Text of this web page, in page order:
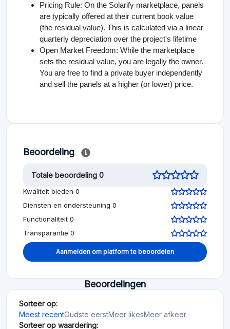
Pricing Rule: On the Solarify marketplace, panels
are typically offered at their current book value
(the residual value). This is calculated via a linear
quarterly depreciation over the project's lifetime
Open Market Freedom: While the marketplace
sets the residual value, you are legally the owner.
You are free to find a private buyer independently
and sell the panels at a higher (or lower) price.
Beoordeling
Totale beoordeling 0
Kwaliteit bieden 0
Diensten en ondersteuning 0
Functionaliteit 0
Transparantie 0
Aanmelden om platform te beoordelen
Beoordelingen
Sorteer op:
Meest recentOudste eerstMeer likesMeer afkeer
Sorteer op waardering: